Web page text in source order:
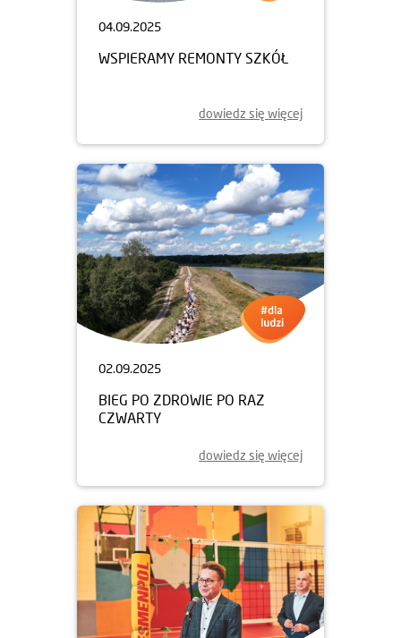
04.09.2025
WSPIERAMY REMONTY SZKÓŁ
dowiedz się więcej
02.09.2025
BIEG PO ZDROWIE PO RAZ
CZWARTY
dowiedz się więcej